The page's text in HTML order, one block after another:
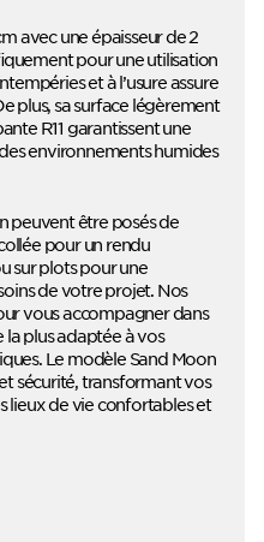
avec une épaisseur de 2
pour une utilisation
et à l’usure assure
plus, sa surface légèrement
R11 garantissent une
environnements humides
peuvent être posés de
pour un rendu
sur plots pour une
de votre projet. Nos
vous accompagner dans
plus adaptée à vos
Le modèle Sand Moon
sécurité, transformant vos
lieux de vie confortables et